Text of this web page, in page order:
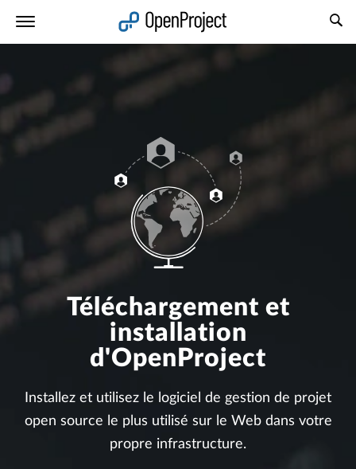
Téléchargement et
installation
d'OpenProject
Installez et utilisez le logiciel de gestion de projet
open source le plus utilisé sur le Web dans votre
propre infrastructure.
Ouvrir le lien dans un nouvel onglet